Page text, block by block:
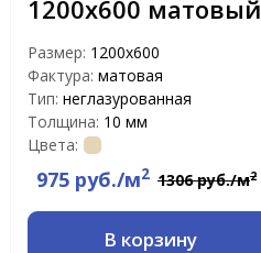
1200х600 матовый
Размер: 1200х600
Фактура: матовая
Тип: неглазурованная
Толщина: 10 мм
Цвета:
975 руб./м2 1306 руб./м2
В корзину